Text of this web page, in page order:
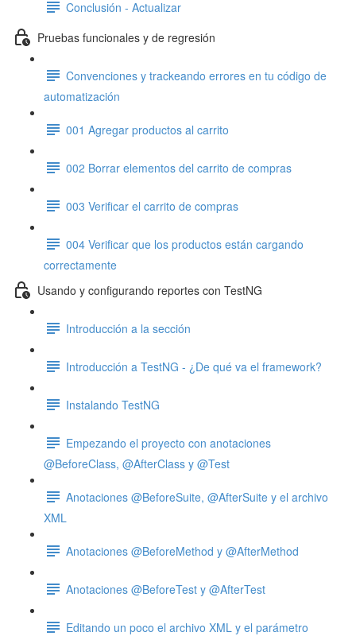
Conclusión - Actualizar
Pruebas funcionales y de regresión
Convenciones y trackeando errores en tu código de
automatización
001 Agregar productos al carrito
002 Borrar elementos del carrito de compras
003 Verificar el carrito de compras
004 Verificar que los productos están cargando
correctamente
Usando y configurando reportes con TestNG
Introducción a la sección
Introducción a TestNG - ¿De qué va el framework?
Instalando TestNG
Empezando el proyecto con anotaciones
@BeforeClass, @AfterClass y @Test
Anotaciones @BeforeSuite, @AfterSuite y el archivo
XML
Anotaciones @BeforeMethod y @AfterMethod
Anotaciones @BeforeTest y @AfterTest
Editando un poco el archivo XML y el parámetro